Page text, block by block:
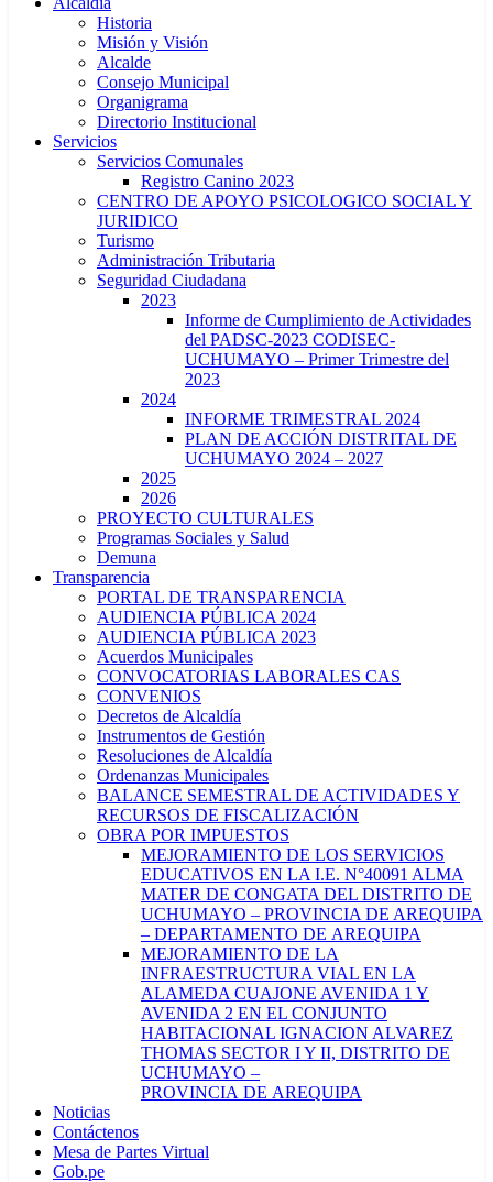
Historia
Misión y Visión
Alcalde
Consejo Municipal
Organigrama
Directorio Institucional
Servicios
Servicios Comunales
Registro Canino 2023
CENTRO DE APOYO PSICOLOGICO SOCIAL Y
JURIDICO
Turismo
Administración Tributaria
Seguridad Ciudadana
2023
Informe de Cumplimiento de Actividades
del PADSC-2023 CODISEC-
UCHUMAYO – Primer Trimestre del
2023
2024
INFORME TRIMESTRAL 2024
PLAN DE ACCIÓN DISTRITAL DE
UCHUMAYO 2024 – 2027
2025
2026
PROYECTO CULTURALES
Programas Sociales y Salud
Demuna
Transparencia
PORTAL DE TRANSPARENCIA
AUDIENCIA PÚBLICA 2024
AUDIENCIA PÚBLICA 2023
Acuerdos Municipales
CONVOCATORIAS LABORALES CAS
CONVENIOS
Decretos de Alcaldía
Instrumentos de Gestión
Resoluciones de Alcaldía
Ordenanzas Municipales
BALANCE SEMESTRAL DE ACTIVIDADES Y
RECURSOS DE FISCALIZACIÓN
OBRA POR IMPUESTOS
MEJORAMIENTO DE LOS SERVICIOS
EDUCATIVOS EN LA I.E. N°40091 ALMA
MATER DE CONGATA DEL DISTRITO DE
UCHUMAYO – PROVINCIA DE AREQUIPA
– DEPARTAMENTO DE AREQUIPA
MEJORAMIENTO DE LA
INFRAESTRUCTURA VIAL EN LA
ALAMEDA CUAJONE AVENIDA 1 Y
AVENIDA 2 EN EL CONJUNTO
HABITACIONAL IGNACION ALVAREZ
THOMAS SECTOR I Y II, DISTRITO DE
UCHUMAYO –
PROVINCIA DE AREQUIPA
Noticias
Contáctenos
Mesa de Partes Virtual
Gob.pe